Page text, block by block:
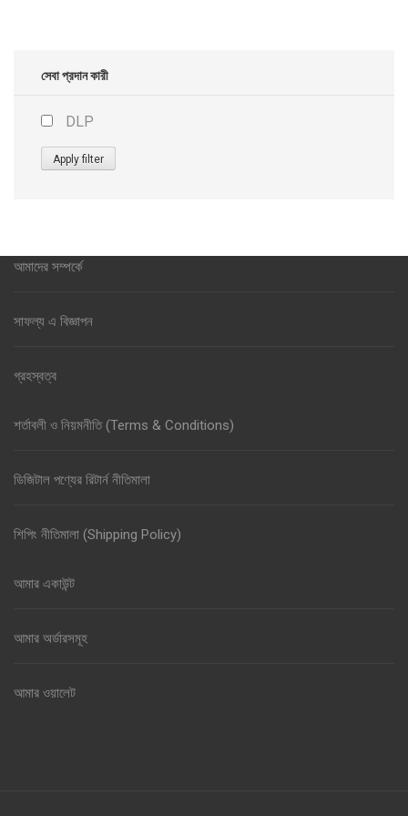
সেবা প্রদান কারী
DLP
Apply filter
আমাদের সম্পর্কে
সাফল্য এ বিজ্ঞাপন
গ্রহস্বত্ব
শর্তাবলী ও নিয়মনীতি (Terms & Conditions)
ডিজিটাল পণ্যের রিটার্ন নীতিমালা
শিপিং নীতিমালা (Shipping Policy)
আমার একাউন্ট
আমার অর্ডারসমূহ
আমার ওয়ালেট